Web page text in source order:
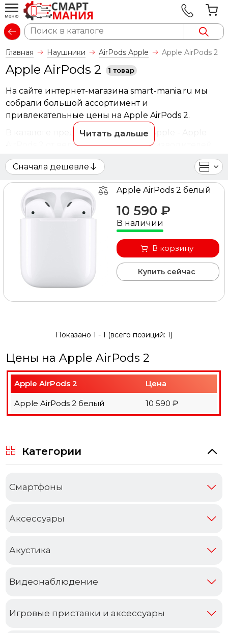
Главная Наушники AirPods Apple Apple AirPods 2
Apple AirPods 2 1 товар
На сайте интернет-магазина smart-mania.ru мы
собрали большой ассортимент и
привлекательные цены на Apple AirPods 2.
В каталоге представлены AirPods Apple - Apple
AirPods 2 от ведущих мировых производителей.
Вы можете ознакомиться с фотографиями,
описанием товаров, отзывами покупателей,
техническими характеристиками, а также
сравнить понравившиеся модели и выбрать
лучшую стоимость.
Для того чтобы купить Apple AirPods 2, достаточно
оформить заявку на сайте или связаться с
консультантом в режиме on-line.
Читать дальше
Сначала дешевле
Apple AirPods 2 белый
10 590 ₽
В наличии
В корзину
Купить сейчас
Показано 1 - 1 (всего позиций: 1)
Цены на Apple AirPods 2
Apple AirPods 2 Цена
Apple AirPods 2 белый 10 590 ₽
Категории
Cмартфоны
Аксессуары
Акустика
Видеонаблюдение
Игровые приставки и аксессуары